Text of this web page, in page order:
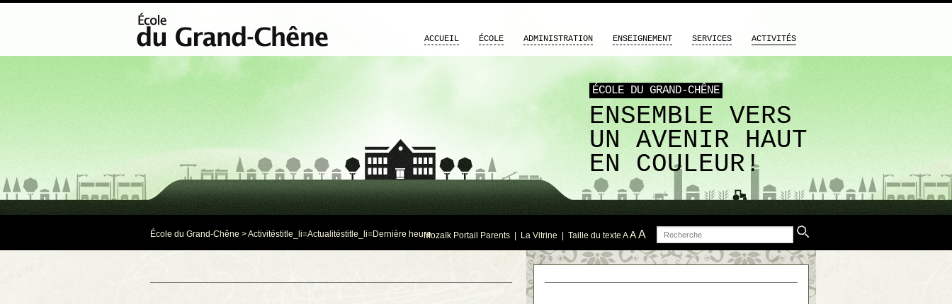
ÉCOLE DU GRAND-CHÊNE
ENSEMBLE VERS
UN AVENIR HAUT
EN COULEUR!
ACCUEIL ÉCOLE ADMINISTRATION ENSEIGNEMENT SERVICES ACTIVITÉS
École du Grand-Chêne >Activitéstitle_li=Actualitéstitle_li=Dernière heureMozaïk Portail Parents La Vitrine | Taille du texte A AA Recherche